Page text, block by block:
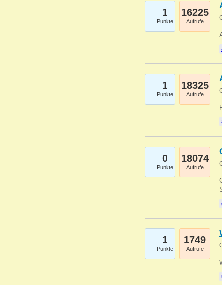
1
Punkte
16225
Aufrufe
1
Punkte
18325
Aufrufe
0
Punkte
18074
Aufrufe
1
Punkte
1749
Aufrufe